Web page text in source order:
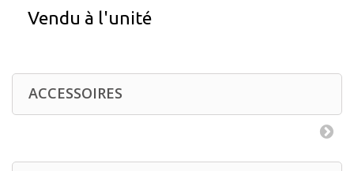
Vendu à l'unité
ACCESSOIRES